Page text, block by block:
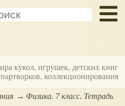
кукол, игрушек, детских книг
коллекционирования
Физика. 7 класс. Тетрадь